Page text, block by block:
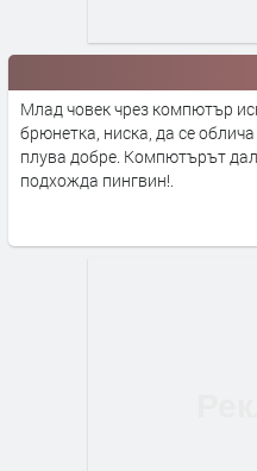
Млад човек чрез компютър
брюнетка, ниска, да се
плува добре. Компютърът
подхожда пингвин!.